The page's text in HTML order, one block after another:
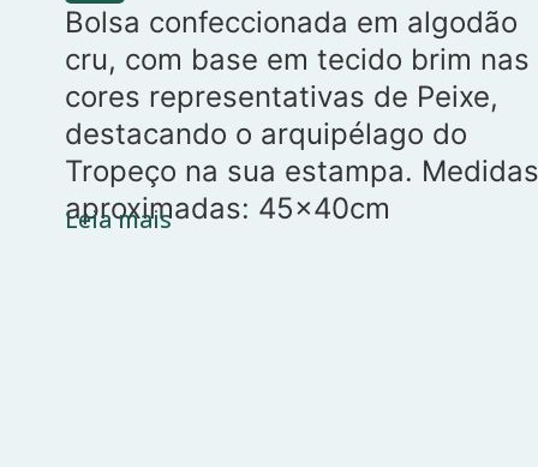
Bolsa confeccionada em algodão
cru, com base em tecido brim nas
cores representativas de Peixe,
destacando o arquipélago do
Tropeço na sua estampa. Medidas
aproximadas: 45x40cm
Leia mais